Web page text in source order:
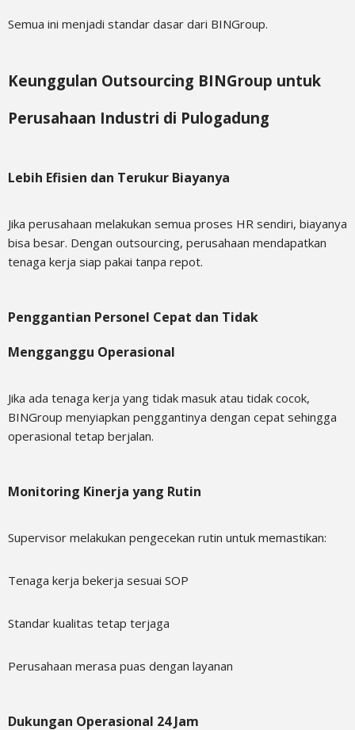
Semua ini menjadi standar dasar dari BINGroup.
Keunggulan Outsourcing BINGroup untuk
Perusahaan Industri di Pulogadung
Lebih Efisien dan Terukur Biayanya
Jika perusahaan melakukan semua proses HR sendiri, biayanya
bisa besar. Dengan outsourcing, perusahaan mendapatkan
tenaga kerja siap pakai tanpa repot.
Penggantian Personel Cepat dan Tidak
Mengganggu Operasional
Jika ada tenaga kerja yang tidak masuk atau tidak cocok,
BINGroup menyiapkan penggantinya dengan cepat sehingga
operasional tetap berjalan.
Monitoring Kinerja yang Rutin
Supervisor melakukan pengecekan rutin untuk memastikan:
Tenaga kerja bekerja sesuai SOP
Standar kualitas tetap terjaga
Perusahaan merasa puas dengan layanan
Dukungan Operasional 24 Jam